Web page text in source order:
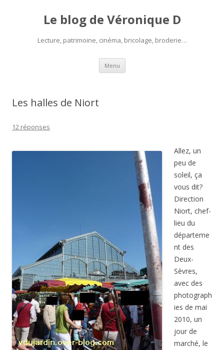
Le blog de Véronique D
Lecture, patrimoine, cinéma, bricolage, broderie…
Menu Aller
contenu
Les halles de Niort
12 réponses
Allez, un
peu de
soleil, ça
vous dit?
Direction
Niort, chef-
lieu du
départeme
nt des
Deux-
Sèvres,
avec des
photograph
ies de mai
2010, un
jour de
marché, le